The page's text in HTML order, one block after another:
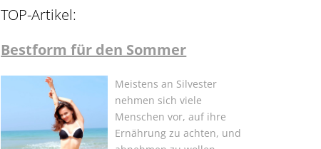
TOP-Artikel:
Bestform für den Sommer
Meistens an Silvester
nehmen sich viele
Menschen vor, auf ihre
Ernährung zu achten, und